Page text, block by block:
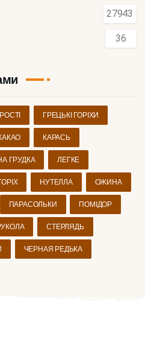
27943
36
ГРЕЦЬКІ ГОРІХИ
КАРАСЬ
ГРУДКА ЛЕГКЕ
НУТЕЛЛА ОЖИНА
ПАРАСОЛЬКИ ПОМІДОР
СТЕРЛЯДЬ
ЧЕРНАЯ РЕДЬКА